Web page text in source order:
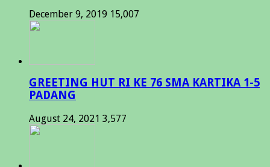
December 9, 2019 15,007
GREETING HUT RI KE 76 SMA KARTIKA 1-5
PADANG
August 24, 2021 3,577